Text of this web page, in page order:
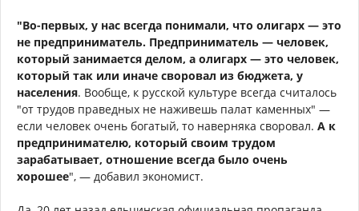
"Во-первых, у нас всегда понимали, что олигарх — это
не предприниматель. Предприниматель — человек,
который занимается делом, а олигарх — это человек,
который так или иначе своровал из бюджета, у
населения. Вообще, к русской культуре всегда считалось
"от трудов праведных не наживешь палат каменных" —
если человек очень богатый, то наверняка своровал. А к
предпринимателю, который своим трудом
зарабатывает, отношение всегда было очень
хорошее", — добавил экономист.